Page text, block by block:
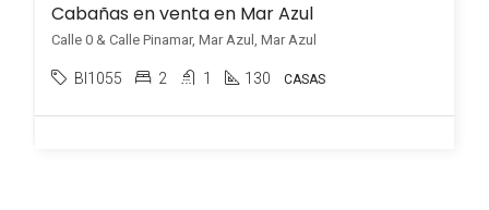
Cabañas en venta en Mar Azul
Calle 0 & Calle Pinamar, Mar Azul, Mar Azul
BI1055 2 1 130 CASAS